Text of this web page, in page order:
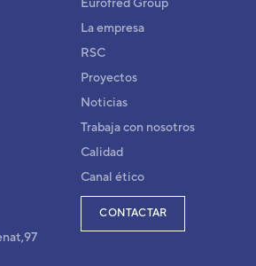
AGYA012GCEH
La empresa
RSC
Proyectos
Noticias
Trabaja con nosotros
Calidad
Canal ético
CONTACTAR